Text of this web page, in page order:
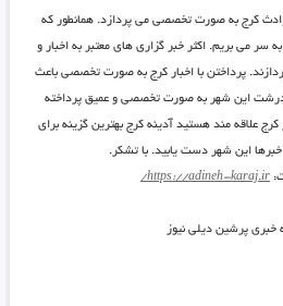
کرج به صورت تخصصی می پردازد. همانطور که
به سر می بریم. اکثر خبر گزاری های معتبر به اخبار و
پرداختن با اخبار کرج به صورت تخصصی باعث
این شهر به صورت تخصصی و عمیق پرداخته
علاقه مند هستید آدینه کرج بهترین گزینه برای
این شهر دست یابید. با تشکر.
https://adineh-karaj.ir/